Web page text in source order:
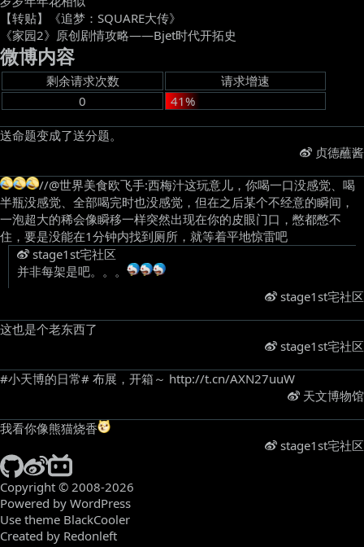
【转贴】《追梦：SQUARE大传》
《家园2》原创剧情攻略——Bjet时代开拓史
微博内容
剩余请求次数
请求增速
0
41%
送命题变成了送分题。 ​
贞德蘸酱
//@世界美食欧飞手:西梅汁这玩意儿，你喝一口没感觉、喝
半瓶没感觉、全部喝完时也没感觉，但在之后某个不经意的瞬间，
一泡超大的稀会像瞬移一样突然出现在你的皮眼门口，憋都憋不
住，要是没能在1分钟内找到厕所，就等着平地惊雷吧
stage1st宅社区
并非每架是吧。。。
stage1st宅社区
这也是个老东西了 ​
stage1st宅社区
#小天博的日常# 布展，开箱～ http://t.cn/AXN27uuW ​
天文博物馆
我看你像熊猫烧香
stage1st宅社区
Copyright © 2008-2026
Powered by WordPress
Use theme BlackCooler
Created by Redonleft